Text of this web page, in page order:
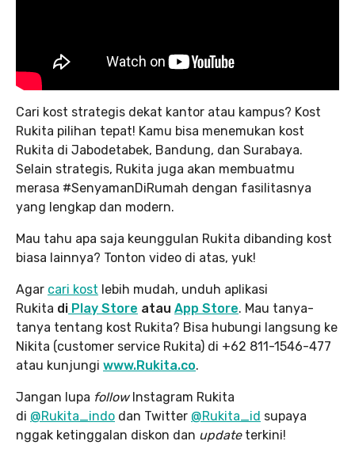
Cari kost strategis dekat kantor atau kampus? Kost
Rukita pilihan tepat! Kamu bisa menemukan kost
Rukita di Jabodetabek, Bandung, dan Surabaya.
Selain strategis, Rukita juga akan membuatmu
merasa #SenyamanDiRumah dengan fasilitasnya
yang lengkap dan modern.
Mau tahu apa saja keunggulan Rukita dibanding kost
biasa lainnya? Tonton video di atas, yuk!
Agar cari kost lebih mudah, unduh aplikasi
Rukita di Play Store atau App Store. Mau tanya-
tanya tentang kost Rukita? Bisa hubungi langsung ke
Nikita (customer service Rukita) di +62 811-1546-477
atau kunjungi www.Rukita.co.
Jangan lupa followInstagram Rukita
di @Rukita_indo dan Twitter @Rukita_id supaya
nggak ketinggalan diskon dan update terkini!